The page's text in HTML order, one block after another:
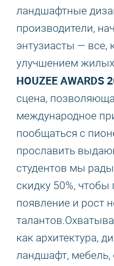
ландшафтные
производители,
энтузиасты — все,
улучшением
HOUZEE AWARDS
сцена,
международное
пообщаться с
прославить
студентов мы
скидку 50%,
появление и рост
как архитектура,
ландшафт, мебель,